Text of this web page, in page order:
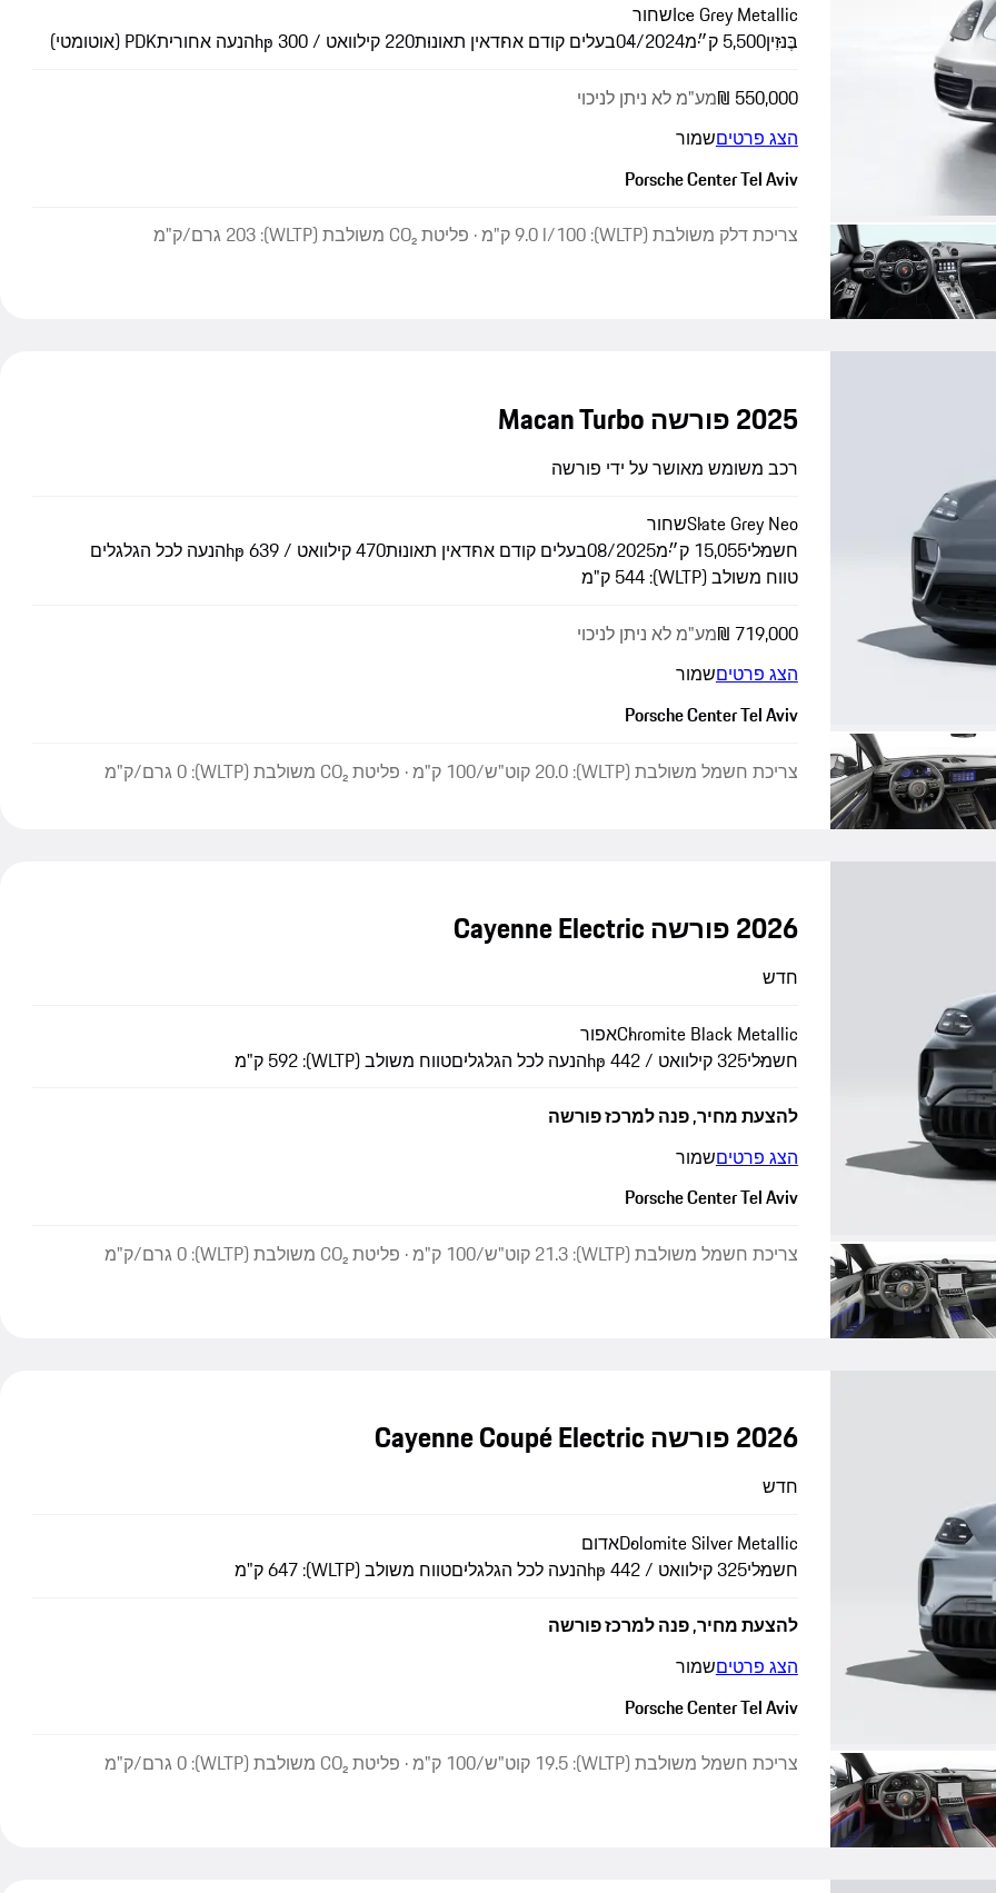
Ice Grey Metallicשחור
בֶּנזִין5,500 ק״מ 04/2024בעלים קודם אחדאין תאונות220 קילוואט / 300 hp הנעה אחוריתPDK (אוטומטי)
‏550,000 ‏₪
מע"מ לא ניתן לניכוי
הצג פרטיםשמור
Porsche Center Tel Aviv
צריכת דלק משולבת (WLTP): 9.0 l/100 ק"מ · פליטת CO₂ משולבת (WLTP): 203 גרם/ק"מ
2025 פורשה Macan Turbo
רכב משומש מאושר על ידי פורשה
Slate Grey Neoשחור
חשמלי15,055 ק״מ 08/2025בעלים קודם אחדאין תאונות470 קילוואט / 639 hp
הנעה לכל הגלגלים
טווח משולב (WLTP): 544 ק"מ
‏719,000 ‏₪
מע"מ לא ניתן לניכוי
הצג פרטיםשמור
Porsche Center Tel Aviv
צריכת חשמל משולבת (WLTP): 20.0 קוט"ש/100 ק"מ · פליטת CO₂ משולבת (WLTP): 0 גרם/ק"מ
2026 פורשה Cayenne Electric
חדש
Chromite Black Metallicאפור
חשמלי325 קילוואט / 442 hp הנעה לכל הגלגליםטווח משולב (WLTP): 592 ק"מ
להצעת מחיר, פנה למרכז פורשה
הצג פרטיםשמור
Porsche Center Tel Aviv
צריכת חשמל משולבת (WLTP): 21.3 קוט"ש/100 ק"מ · פליטת CO₂ משולבת (WLTP): 0 גרם/ק"מ
2026 פורשה Cayenne Coupé Electric
חדש
Dolomite Silver Metallicאדום
חשמלי325 קילוואט / 442 hp הנעה לכל הגלגליםטווח משולב (WLTP): 647 ק"מ
להצעת מחיר, פנה למרכז פורשה
הצג פרטיםשמור
Porsche Center Tel Aviv
צריכת חשמל משולבת (WLTP): 19.5 קוט"ש/100 ק"מ · פליטת CO₂ משולבת (WLTP): 0 גרם/ק"מ